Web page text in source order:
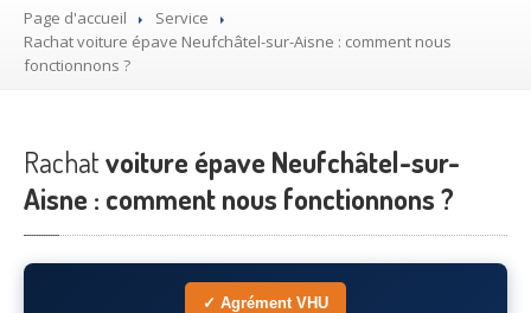
Démolisseuragrée VHU gratuit
Mettre
Recyclagevoiture usagée gratuit
Destructionde voiture agréé
voiture accidentée
Page d'accueil
Service
Rachatvoiture épave Neufchâtel-sur-Aisne : comment nous
fonctionnons ?
Rachatvoiture épave Neufchâtel-sur-
Aisne : comment nous fonctionnons ?
✓ Agrément VHU